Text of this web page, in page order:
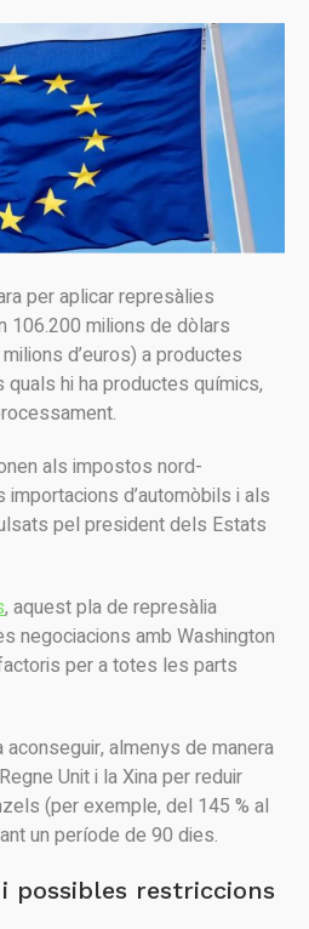
per aplicar represàlies
106.200 milions de dòlars
d’euros) a productes
hi ha productes químics,
als impostos nord-
d’automòbils i als
pel president dels Estats
, aquest pla de represàlia
negociacions amb Washington
per a totes les parts
aconseguir, almenys de manera
Unit i la Xina per reduir
(per exemple, del 145 % al
un període de 90 dies.
possibles restriccions